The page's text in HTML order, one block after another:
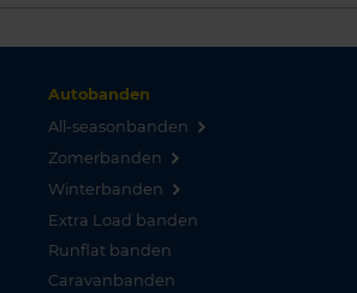
Autobanden
All-seasonbanden
Zomerbanden
Winterbanden
Extra Load banden
Runflat banden
Caravanbanden